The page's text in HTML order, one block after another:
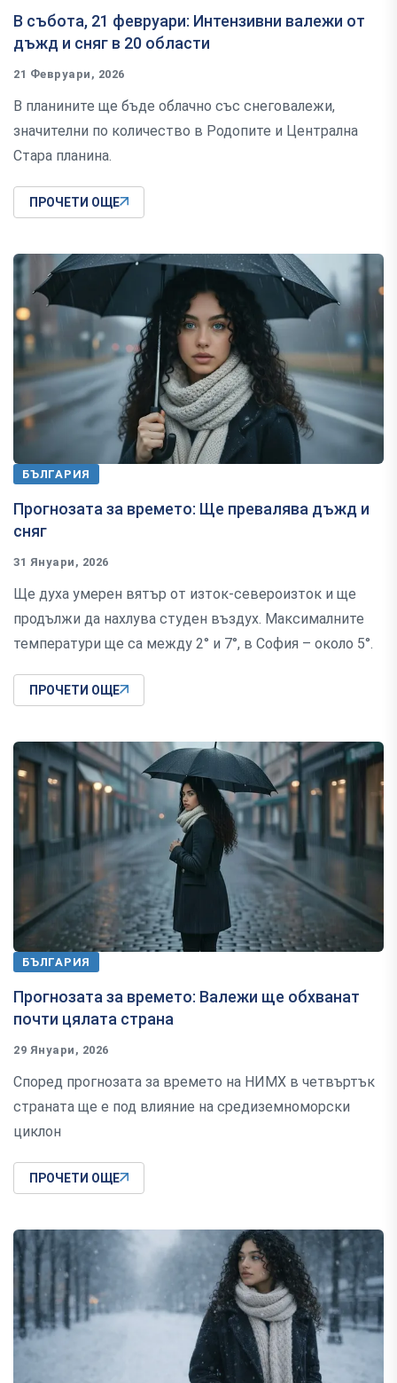
В събота, 21 февруари: Интензивни валежи от
дъжд и сняг в 20 области
21 Февруари, 2026
В планините ще бъде облачно със снеговалежи,
значителни по количество в Родопите и Централна
Стара планина.
ПРОЧЕТИ ОЩЕ
БЪЛГАРИЯ
Прогнозата за времето: Ще превалява дъжд и
сняг
31 Януари, 2026
Ще духа умерен вятър от изток-североизток и ще
продължи да нахлува студен въздух. Максималните
температури ще са между 2° и 7°, в София – около 5°.
ПРОЧЕТИ ОЩЕ
БЪЛГАРИЯ
Прогнозата за времето: Валежи ще обхванат
почти цялата страна
29 Януари, 2026
Според прогнозата за времето на НИМХ в четвъртък
страната ще е под влияние на средиземноморски
циклон
ПРОЧЕТИ ОЩЕ